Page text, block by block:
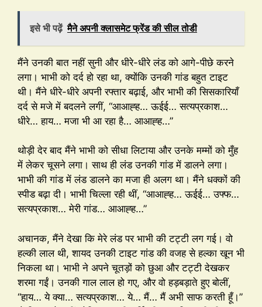
इसे भी पढ़ें मैने अपनी क्लासमेट फ्रेंड की सील तोडी
मैंने उनकी बात नहीं सुनी और धीरे-धीरे लंड को आगे-पीछे करने
लगा। भाभी को दर्द हो रहा था, क्योंकि उनकी गांड बहुत टाइट
थी। मैंने धीरे-धीरे अपनी रफ्तार बढ़ाई, और भाभी की सिसकारियाँ
दर्द से मजे में बदलने लगीं, “आआह्ह… ऊईई… सत्यप्रकाश…
धीरे… हाय… मजा भी आ रहा है… आआह्ह…”
थोड़ी देर बाद मैंने भाभी को सीधा लिटाया और उनके मम्मों को मुँह
में लेकर चूसने लगा। साथ ही लंड उनकी गांड में डालने लगा।
भाभी की गांड में लंड डालने का मजा ही अलग था। मैंने धक्कों की
स्पीड बढ़ा दी। भाभी चिल्ला रही थीं, “आआह्ह… ऊईई… उफ्फ…
सत्यप्रकाश… मेरी गांड… आआह्ह…”
अचानक, मैंने देखा कि मेरे लंड पर भाभी की टट्टी लग गई। वो
हल्की लाल थी, शायद उनकी टाइट गांड की वजह से हल्का खून भी
निकला था। भाभी ने अपने चूतड़ों को छुआ और टट्टी देखकर
शरमा गईं। उनकी गाल लाल हो गए, और वो हड़बड़ाते हुए बोलीं,
“हाय… ये क्या… सत्यप्रकाश… ये… मैं… मैं अभी साफ करती हूँ।”